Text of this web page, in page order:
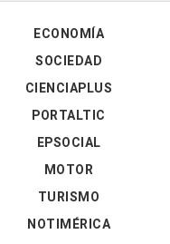
ECONOMÍA
SOCIEDAD
CIENCIAPLUS
PORTALTIC
EPSOCIAL
MOTOR
TURISMO
NOTIMÉRICA